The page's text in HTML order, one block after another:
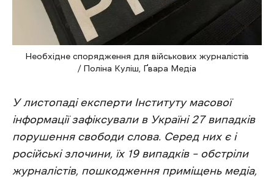
Необхідне спорядження для військових журналістів
/ Поліна Куліш, Ґвара Медіа
У листопаді експерти Інституту масової
інформації зафіксували в Україні 27 випадків
порушення свободи слова. Серед них є і
російські злочини, їх 19 випадків – обстріли
журналістів, пошкодження приміщень медіа,